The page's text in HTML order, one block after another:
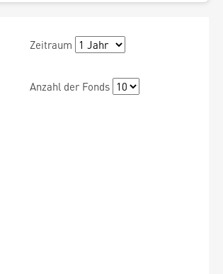
Zeitraum
Anzahl der Fonds